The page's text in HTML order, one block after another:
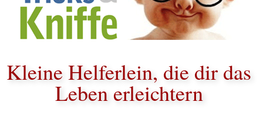
Kleine Helferlein, die dir das
Leben erleichtern